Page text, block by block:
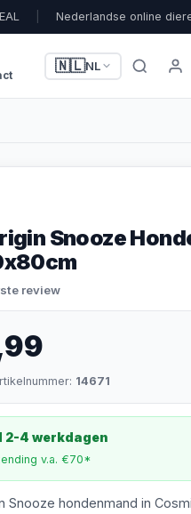
Nederlandse online
🇳🇱NL
Snooze
review
14671
2-4 werkdagen
v.a. €70*
Snooze hondenmand in